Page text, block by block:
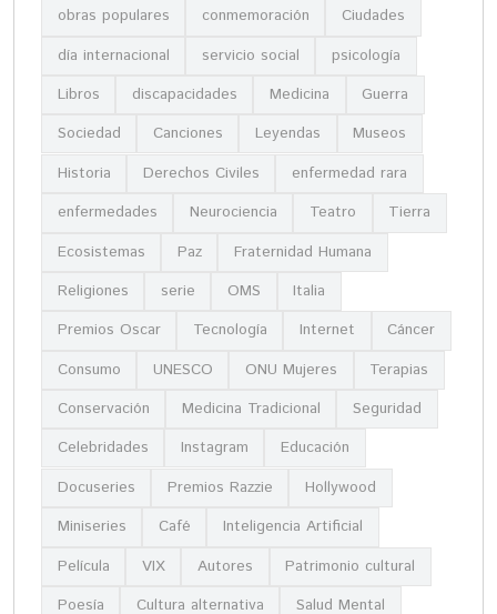
obras populares
conmemoración
Ciudades
día internacional
servicio social
psicología
Libros
discapacidades Medicina
Guerra
Sociedad
Canciones Leyendas
Museos
Historia
Derechos Civiles
enfermedad rara
enfermedades
Neurociencia Teatro
Tierra
Ecosistemas
Paz
Fraternidad Humana
Religiones
serie OMS
Italia
Premios Oscar
Tecnología Internet
Cáncer
Consumo
UNESCO ONU Mujeres
Terapias
Conservación
Medicina Tradicional
Seguridad
Celebridades
Instagram
Educación
Docuseries
Premios Razzie
Hollywood
Miniseries
Café
Inteligencia Artificial
Película
VIX Autores
Patrimonio cultural
Poesía
Cultura alternativa
Salud Mental